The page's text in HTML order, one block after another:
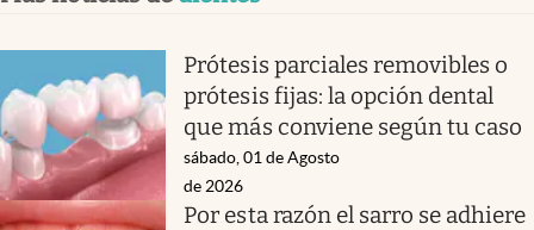
Prótesis parciales removibles o
prótesis fijas: la opción dental
que más conviene según tu caso
sábado, 01 de Agosto
de 2026
Por esta razón el sarro se adhiere